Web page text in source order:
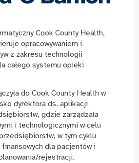
Cook County Health,
opracowywaniem i
z zakresu technologii
całego systemu opieki
do Cook County Health w
dyrektora ds. aplikacji
gdzie zarządzała
i technologicznymi w celu
w tym cyklu
finansowych dla pacjentów i
rejestracji.